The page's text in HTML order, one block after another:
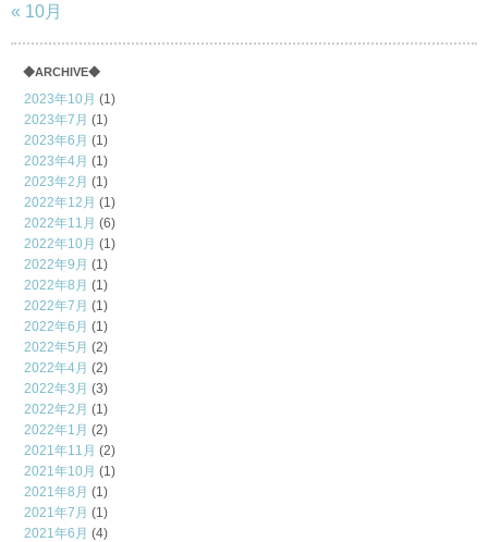
« 10月
◆ARCHIVE◆
2023年10月 (1)
2023年7月 (1)
2023年6月 (1)
2023年4月 (1)
2023年2月 (1)
2022年12月 (1)
2022年11月 (6)
2022年10月 (1)
2022年9月 (1)
2022年8月 (1)
2022年7月 (1)
2022年6月 (1)
2022年5月 (2)
2022年4月 (2)
2022年3月 (3)
2022年2月 (1)
2022年1月 (2)
2021年11月 (2)
2021年10月 (1)
2021年8月 (1)
2021年7月 (1)
2021年6月 (4)